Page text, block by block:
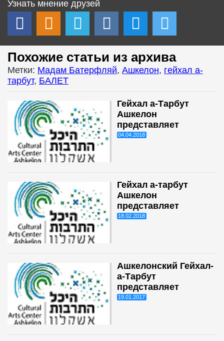
Узнать мнение друзей
Похожие статьи из архива
Метки: Мадам Батерфляй, Ашкелон, гейхал а-
тарбут, БАЛЕТ
Гейхал а-Тарбут
Ашкелон
представляет
04.04.2018
Гейхал а-тарбут
Ашкелон
представляет
18.02.2018
Ашкелонский Гейхал-
а-Тарбут
представляет
19.01.2017